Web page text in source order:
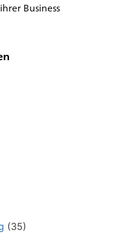
Business
(35)